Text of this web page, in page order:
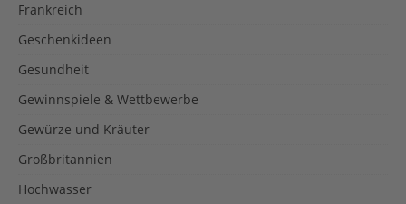
Frankreich
Geschenkideen
Gesundheit
Gewinnspiele & Wettbewerbe
Gewürze und Kräuter
Großbritannien
Hochwasser